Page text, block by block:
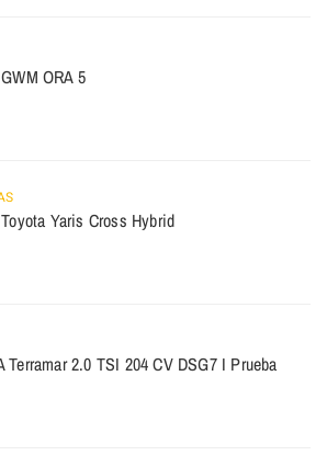
ORA 5
Yaris Cross Hybrid
Terramar 2.0 TSI 204 CV DSG7 I Prueba